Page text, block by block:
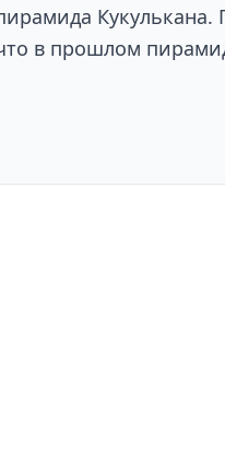
в прошлом